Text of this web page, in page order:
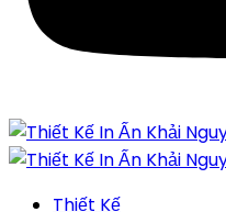
Thiết Kế